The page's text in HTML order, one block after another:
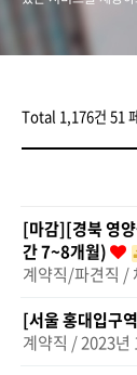
Total 1,176건 51
[마감][경북 영
간 7~8개월)
계약직/파견직 /
[서울 홍대입구
계약직 / 2023년